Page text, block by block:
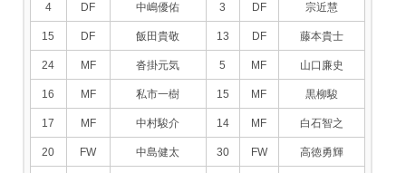
4 DF 中嶋優佑 3 DF 宗近慧
15 DF 飯田貴敬 13 DF 藤本貴士
24 MF 沓掛元気 5 MF 山口廉史
16 MF 私市一樹 15 MF 黒柳駿
17 MF 中村駿介 14 MF 白石智之
20 FW 中島健太 30 FW 高徳勇輝